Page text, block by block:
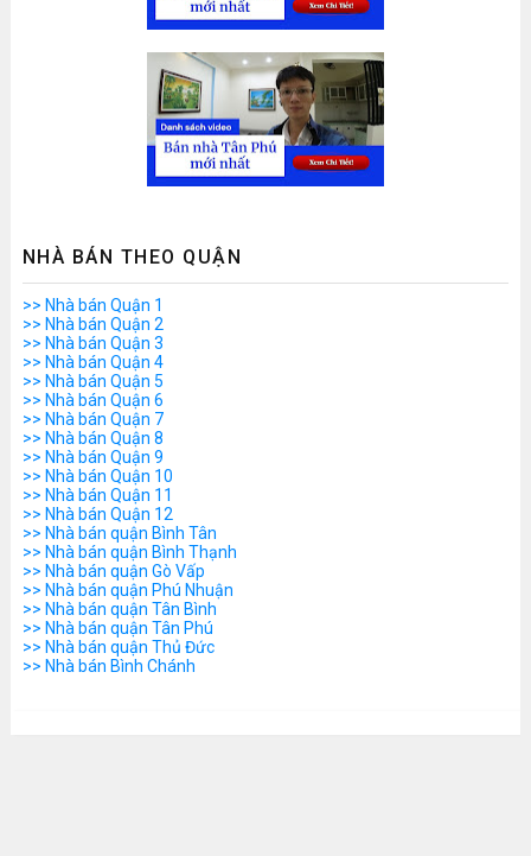
NHÀ BÁN THEO QUẬN
>> Nhà bán Quận 1
>> Nhà bán Quận 2
>> Nhà bán Quận 3
>> Nhà bán Quận 4
>> Nhà bán Quận 5
>> Nhà bán Quận 6
>> Nhà bán Quận 7
>> Nhà bán Quận 8
>> Nhà bán Quận 9
>> Nhà bán Quận 10
>> Nhà bán Quận 11
>> Nhà bán Quận 12
>> Nhà bán quận Bình Tân
>> Nhà bán quận Bình Thạnh
>> Nhà bán quận Gò Vấp
>> Nhà bán quận Phú Nhuận
>> Nhà bán quận Tân Bình
>> Nhà bán quận Tân Phú
>> Nhà bán quận Thủ Đức
>> Nhà bán Bình Chánh